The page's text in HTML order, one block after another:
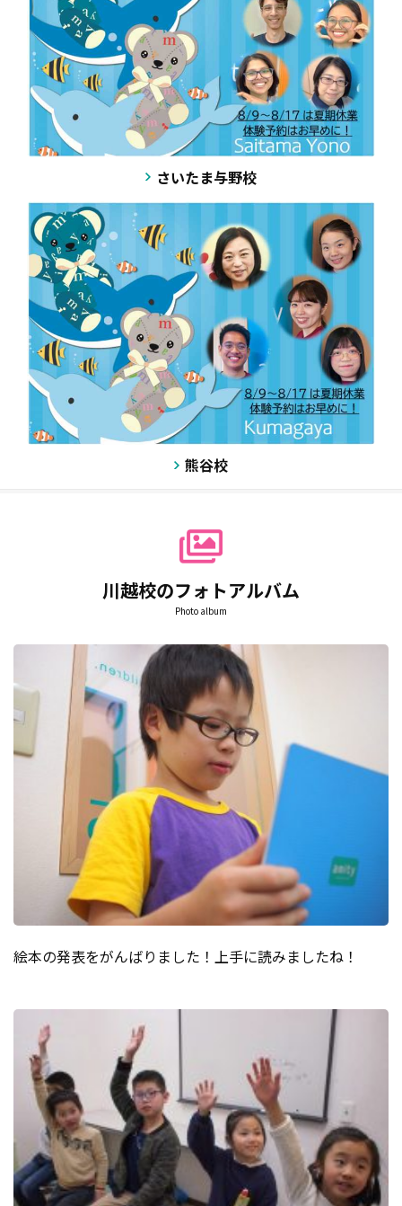
お知らせ
夏期セミナー★大好評受付中！
毎年大好評の夏期セミナー、受付中です★
★先生ひとり占めで、できるところを伸ばし、課題点をフォ
ローします★
対象はベビーちゃんから保護者の方まで！
お席が限られています。特にインタラクティブ夏期セミナ
ー、プログラミングセミナーは残席わずか、受講ご希望の方
はお早めにお申込みください！
先生とプライベートレッスン♪プログラミングセミナーもあ
ります☺
アミティー生以外の夏休み短期受講も同時受付中です。
お問い合わせください。
さいたま与野校
熊谷校
川越校のフォトアルバム
Photo album
絵本の発表をがんばりました！上手に読みましたね！